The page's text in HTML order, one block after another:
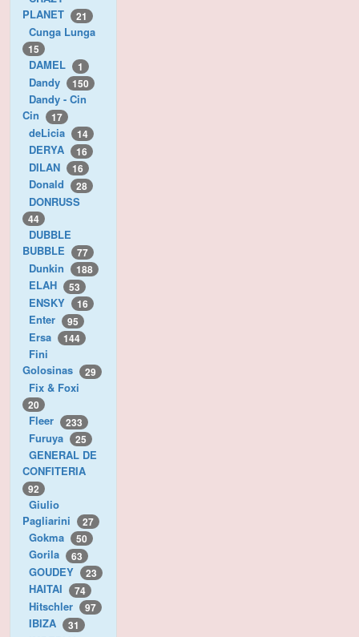
PLANET
21
Cunga Lunga
15
DAMEL 1
Dandy 150
Dandy - Cin
Cin
17
deLicia 14
DERYA 16
DILAN 16
Donald 28
DONRUSS
44
DUBBLE
BUBBLE
77
Dunkin 188
ELAH 53
ENSKY 16
Enter 95
Ersa 144
Fini
Golosinas
29
Fix & Foxi
20
Fleer 233
Furuya 25
GENERAL DE
CONFITERIA
92
Giulio
Pagliarini
27
Gokma 50
Gorila 63
GOUDEY 23
HAITAI 74
Hitschler 97
IBIZA 31